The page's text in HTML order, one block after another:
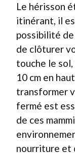
Le hérisson
itinérant, il
possibilité
de clôturer
touche le sol,
10 cm en
transformer
fermé est
de ces
nourriture et